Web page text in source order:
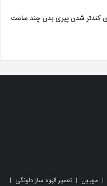
کندتر شدن پیری بدن چند ساعت
| موبایل | تعمیر قهوه ساز دلونگی |